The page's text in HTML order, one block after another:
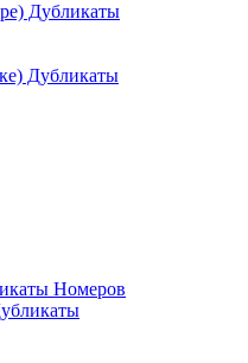
Дубликаты
Дубликаты
Номеров